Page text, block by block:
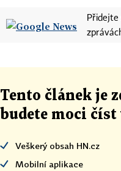
Přidejte
Tento článek je
budete moci
Veškerý obsah HN.cz
Mobilní aplikace